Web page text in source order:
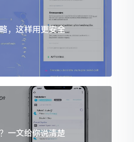
，这样用更安全
一文给你说清楚